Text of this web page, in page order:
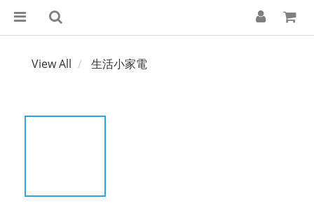
View All 生活小家電